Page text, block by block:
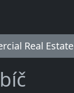
Real Estate